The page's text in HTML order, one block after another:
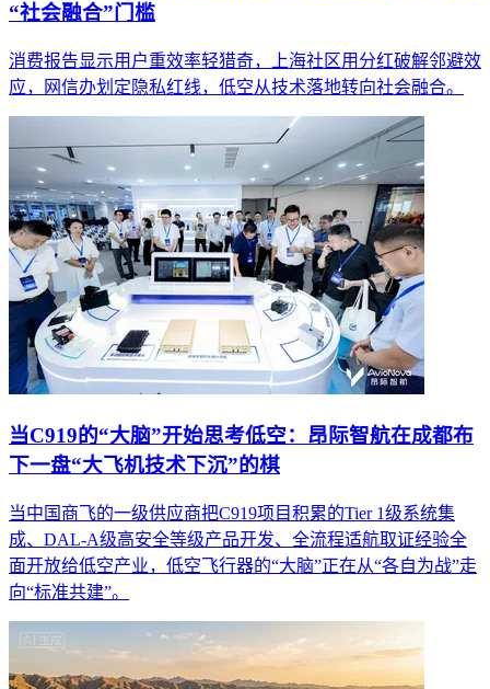
“社会融合”门槛
消费报告显示用户重效率轻猎奇，上海社区用分红破解邻避效
应，网信办划定隐私红线，低空从技术落地转向社会融合。
当C919的“大脑”开始思考低空：昂际智航在成都布
下一盘“大飞机技术下沉”的棋
当中国商飞的一级供应商把C919项目积累的Tier 1级系统集
成、DAL-A级高安全等级产品开发、全流程适航取证经验全
面开放给低空产业，低空飞行器的“大脑”正在从“各自为战”走
向“标准共建”。